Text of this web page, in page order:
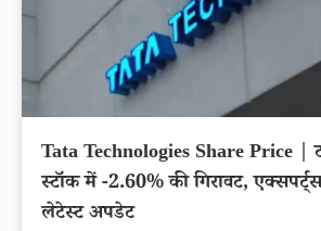
Tata Technologies Share Price |
स्टॉक में -2.60% की गिरावट,
लेटेस्ट अपडेट